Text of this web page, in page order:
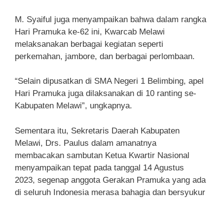
M. Syaiful juga menyampaikan bahwa dalam rangka
Hari Pramuka ke-62 ini, Kwarcab Melawi
melaksanakan berbagai kegiatan seperti
perkemahan, jambore, dan berbagai perlombaan.
“Selain dipusatkan di SMA Negeri 1 Belimbing, apel
Hari Pramuka juga dilaksanakan di 10 ranting se-
Kabupaten Melawi”, ungkapnya.
Sementara itu, Sekretaris Daerah Kabupaten
Melawi, Drs. Paulus dalam amanatnya
membacakan sambutan Ketua Kwartir Nasional
menyampaikan tepat pada tanggal 14 Agustus
2023, segenap anggota Gerakan Pramuka yang ada
di seluruh Indonesia merasa bahagia dan bersyukur